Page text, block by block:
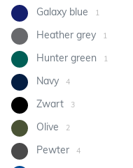
Galaxy blue 1
Heather grey 1
Hunter green 1
Navy 4
Zwart 3
Olive 2
Pewter 4